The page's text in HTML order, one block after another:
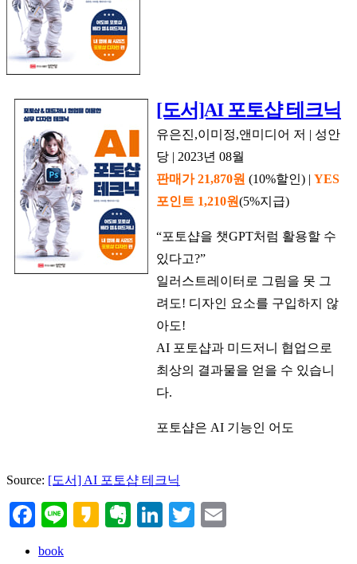
[도서]AI 포토샵 테크닉
유은진,이미정,앤미디어 저 | 성안
당 | 2023년 08월
판매가 21,870원 (10%할인) | YES
포인트 1,210원(5%지급)
“포토샵을 챗GPT처럼 활용할 수
있다고?”
일러스트레이터로 그림을 못 그
려도! 디자인 요소를 구입하지 않
아도!
AI 포토샵과 미드저니 협업으로
최상의 결과물을 얻을 수 있습니
다.
포토샵은 AI 기능인 어도
Source: [도서] AI 포토샵 테크닉
Facebook
LineKakaoEvernote
LinkedIn
Twitter
book